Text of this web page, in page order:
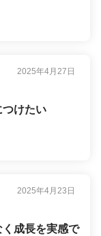
2025年4月27日
つけたい
2025年4月23日
く成長を実感で